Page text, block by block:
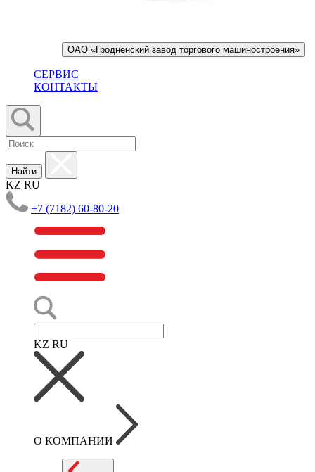
ОАО «Гродненский завод торгового машиностроения»
СЕРВИС
КОНТАКТЫ
Найти
KZ RU
+7 (7182) 60-80-20
KZ RU
О КОМПАНИИ